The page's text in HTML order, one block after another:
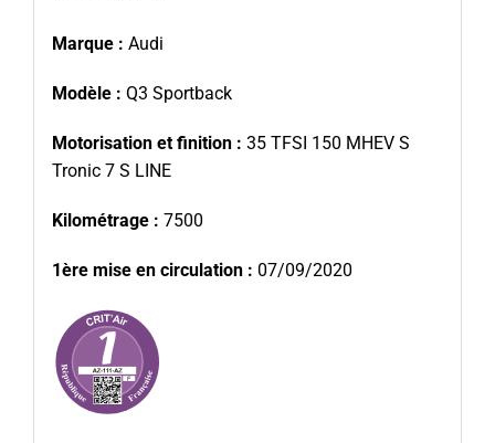
Marque : Audi
Modèle : Q3 Sportback
Motorisation et finition : 35 TFSI 150 MHEV S
Tronic 7 S LINE
Kilométrage : 7500
1ère mise en circulation : 07/09/2020